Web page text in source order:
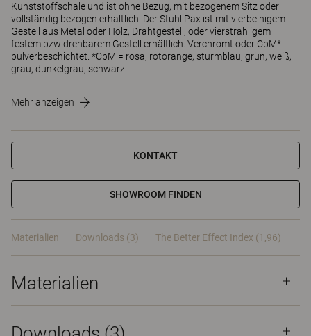
Kunststoffschale und ist ohne Bezug, mit bezogenem Sitz oder
vollständig bezogen erhältlich. Der Stuhl Pax ist mit vierbeinigem
Gestell aus Metal oder Holz, Drahtgestell, oder vierstrahligem
festem bzw drehbarem Gestell erhältlich. Verchromt oder CbM*
pulverbeschichtet. *CbM = rosa, rotorange, sturmblau, grün, weiß,
grau, dunkelgrau, schwarz.
Mehr anzeigen
KONTAKT
SHOWROOM FINDEN
Materialien Downloads (3) The Better Effect Index (1,96)
Materialien